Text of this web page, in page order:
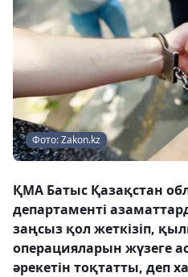
Фото: Zakon.kz
ҚМА Батыс Қазақстан
департаменті
заңсыз қол жеткізіп,
операцияларын жүзеге
әрекетін тоқтатты, деп